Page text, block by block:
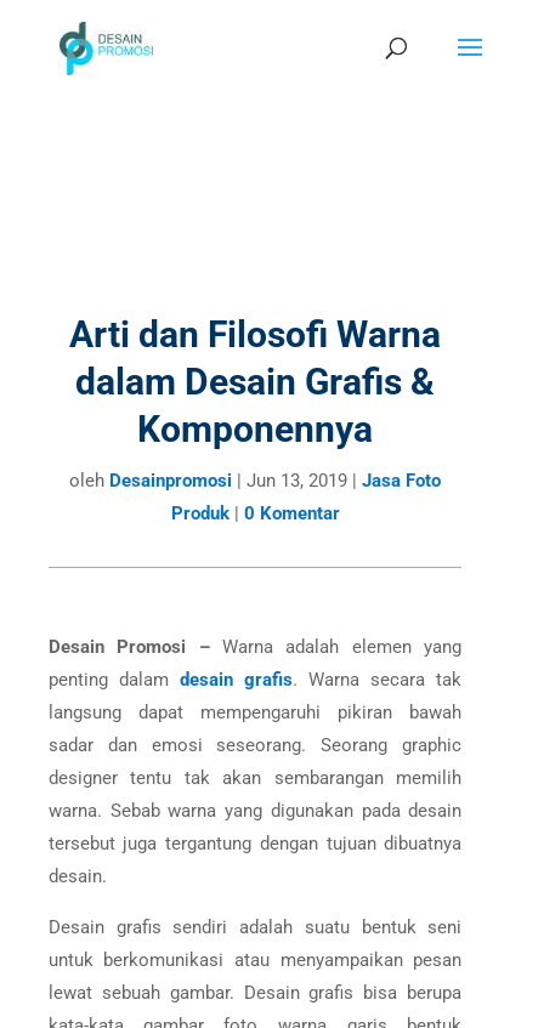
Arti dan Filosofi Warna
dalam Desain Grafis &
Komponennya
oleh Desainpromosi |Jun 13, 2019 |Jasa Foto
Produk| 0 Komentar
Desain Promosi –Warna adalah elemen yang
penting dalam desain grafis. Warna secara tak
langsung dapat mempengaruhi pikiran bawah
sadar dan emosi seseorang. Seorang graphic
designer tentu tak akan sembarangan memilih
warna. Sebab warna yang digunakan pada desain
tersebut juga tergantung dengan tujuan dibuatnya
desain.
Desain grafis sendiri adalah suatu bentuk seni
untuk berkomunikasi atau menyampaikan pesan
lewat sebuah gambar. Desain grafis bisa berupa